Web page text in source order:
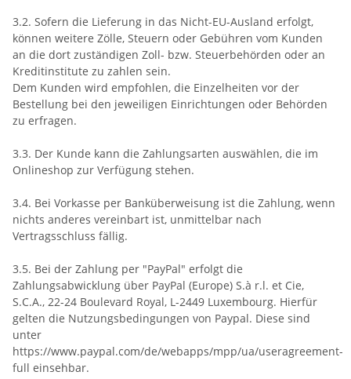
3.2. Sofern die Lieferung in das Nicht-EU-Ausland erfolgt,
können weitere Zölle, Steuern oder Gebühren vom Kunden
an die dort zuständigen Zoll- bzw. Steuerbehörden oder an
Kreditinstitute zu zahlen sein.
Dem Kunden wird empfohlen, die Einzelheiten vor der
Bestellung bei den jeweiligen Einrichtungen oder Behörden
zu erfragen.
3.3. Der Kunde kann die Zahlungsarten auswählen, die im
Onlineshop zur Verfügung stehen.
3.4. Bei Vorkasse per Banküberweisung ist die Zahlung, wenn
nichts anderes vereinbart ist, unmittelbar nach
Vertragsschluss fällig.
3.5. Bei der Zahlung per "PayPal" erfolgt die
Zahlungsabwicklung über PayPal (Europe) S.à r.l. et Cie,
S.C.A., 22-24 Boulevard Royal, L-2449 Luxembourg. Hierfür
gelten die Nutzungsbedingungen von Paypal. Diese sind
unter
https://www.paypal.com/de/webapps/mpp/ua/useragreement-
full einsehbar.